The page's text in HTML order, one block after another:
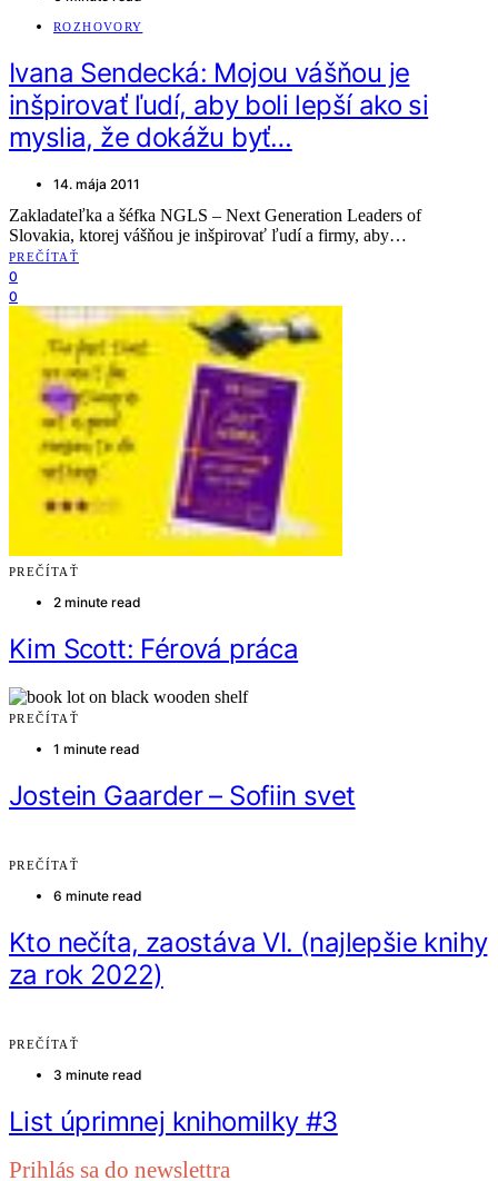
ROZHOVORY
Ivana Sendecká: Mojou vášňou je
inšpirovať ľudí, aby boli lepší ako si
myslia, že dokážu byť…
14. mája 2011
Zakladateľka a šéfka NGLS – Next Generation Leaders of
Slovakia, ktorej vášňou je inšpirovať ľudí a firmy, aby…
PREČÍTAŤ
0
0
PREČÍTAŤ
2 minute read
Kim Scott: Férová práca
PREČÍTAŤ
1 minute read
Jostein Gaarder – Sofiin svet
PREČÍTAŤ
6 minute read
Kto nečíta, zaostáva VI. (najlepšie knihy
za rok 2022)
PREČÍTAŤ
3 minute read
List úprimnej knihomilky #3
Prihlás sa do newslettra